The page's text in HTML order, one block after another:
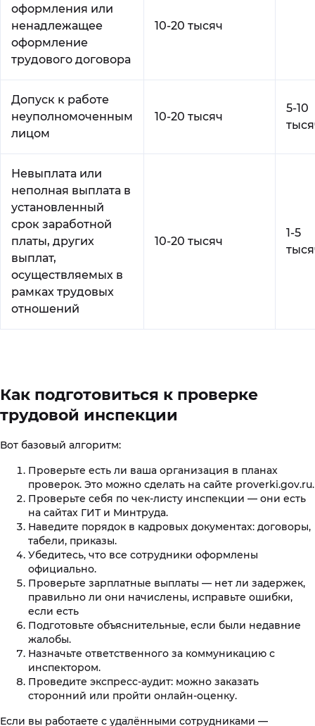
оформления или
ненадлежащее
оформление
трудового договора
10-20 тысяч
Допуск к работе
неуполномоченным
лицом
10-20 тысяч
5-10
Невыплата или
неполная выплата в
установленный
срок заработной
платы, других
выплат,
осуществляемых в
рамках трудовых
отношений
10-20 тысяч
1-5
Как подготовиться к проверке
трудовой инспекции
Вот базовый алгоритм:
Проверьте есть ли ваша организация в планах
проверок. Это можно сделать на сайте proverki.gov.ru.
Проверьте себя по чек-листу инспекции — они есть
на сайтах ГИТ и Минтруда.
Наведите порядок в кадровых документах: договоры,
табели, приказы.
Убедитесь, что все сотрудники оформлены
официально.
Проверьте зарплатные выплаты — нет ли задержек,
правильно ли они начислены, исправьте ошибки,
если есть
Подготовьте объяснительные, если были недавние
жалобы.
Назначьте ответственного за коммуникацию с
инспектором.
Проведите экспресс-аудит: можно заказать
сторонний или пройти онлайн-оценку.
Если вы работаете с удалёнными сотрудниками —